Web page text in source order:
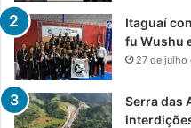
Itaguaí
fu Wushu
27 de julho
Serra das